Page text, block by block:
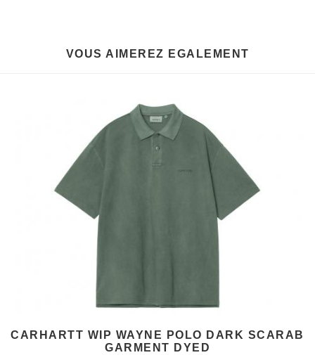
VOUS AIMEREZ EGALEMENT
CARHARTT WIP WAYNE POLO DARK SCARAB
GARMENT DYED